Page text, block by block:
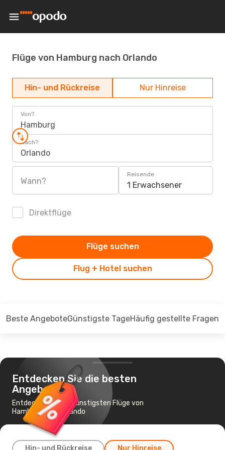
Flüge von Hamburg nach Orlando
Hin- und Rückreise Nur Hinreise
Von?
Hamburg
Nach?
Orlando
Wann?
Reisende
1 Erwachsener
Direktflüge
Flug + Hotel suchen
Flüge suchen
Beste AngeboteGünstigste TageHäufig gestellte Fragen
Entdecken Sie die besten
Angebote
Entdecken Sie die günstigsten Flüge von
Hamburg nach Orlando
Hin- und Rückreise Nur Hinreise